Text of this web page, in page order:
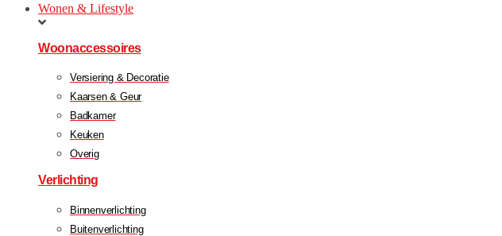
Wonen & Lifestyle
Woonaccessoires
Versiering & Decoratie
Kaarsen & Geur
Badkamer
Keuken
Overig
Verlichting
Binnenverlichting
Buitenverlichting